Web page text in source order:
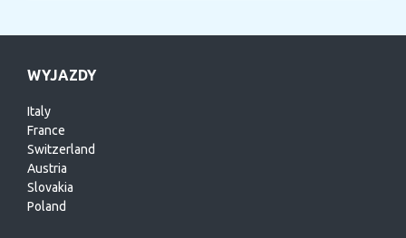
WYJAZDY
Italy
France
Switzerland
Austria
Slovakia
Poland